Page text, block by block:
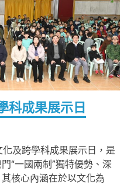
科成果展示日
及跨學科成果展示日，是
“一國兩制”獨特優勢、深
核心內涵在於以文化為